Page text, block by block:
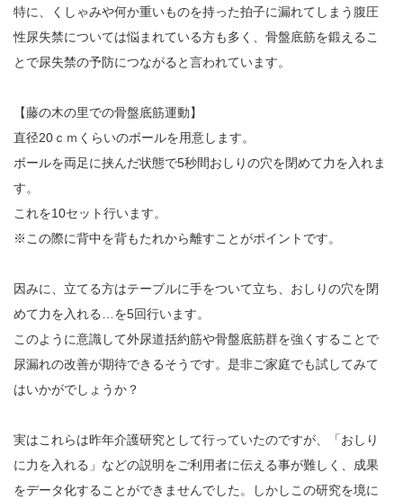
特に、くしゃみや何か重いものを持った拍子に漏れてしまう腹圧
性尿失禁については悩まれている方も多く、骨盤底筋を鍛えるこ
とで尿失禁の予防につながると言われています。
【藤の木の里での骨盤底筋運動】
直径20ｃｍくらいのボールを用意します。
ボールを両足に挟んだ状態で5秒間おしりの穴を閉めて力を入れま
す。
これを10セット行います。
※この際に背中を背もたれから離すことがポイントです。
因みに、立てる方はテーブルに手をついて立ち、おしりの穴を閉
めて力を入れる…を5回行います。
このように意識して外尿道括約筋や骨盤底筋群を強くすることで
尿漏れの改善が期待できるそうです。是非ご家庭でも試してみて
はいかがでしょうか？
実はこれらは昨年介護研究として行っていたのですが、「おしり
に力を入れる」などの説明をご利用者に伝える事が難しく、成果
をデータ化することができませんでした。しかしこの研究を境に